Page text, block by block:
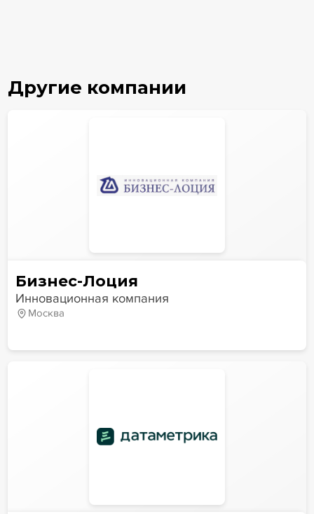
Другие компании
Бизнес-Лоция
Инновационная компания
Москва